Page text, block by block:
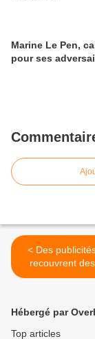
Marine Le Pen,
pour ses
< Des publicités géantes
recouvrent
parisiennes
Hébergé par
Top articles